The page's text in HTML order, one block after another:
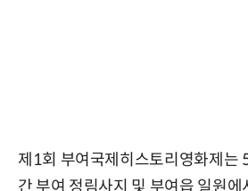
제1회 부여국제히스토리영화제는
간 부여 정림사지 및 부여읍 일원에